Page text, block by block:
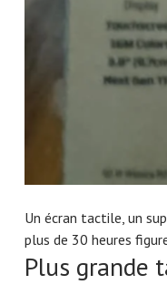
Un écran tactile, un
plus de 30 heures
Plus grande